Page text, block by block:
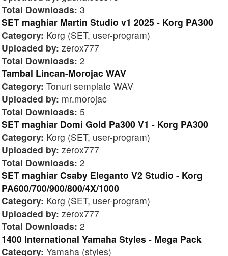
Total Downloads: 3
SET maghiar Martin Studio v1 2025 - Korg PA300
Category: Korg (SET, user-program)
Uploaded by: zerox777
Total Downloads: 2
Tambal Lincan-Morojac WAV
Category: Tonuri semplate WAV
Uploaded by: mr.morojac
Total Downloads: 5
SET maghiar Domi Gold Pa300 V1 - Korg PA300
Category: Korg (SET, user-program)
Uploaded by: zerox777
Total Downloads: 2
SET maghiar Csaby Eleganto V2 Studio - Korg
PA600/700/900/800/4X/1000
Category: Korg (SET, user-program)
Uploaded by: zerox777
Total Downloads: 2
1400 International Yamaha Styles - Mega Pack
Category: Yamaha (styles)